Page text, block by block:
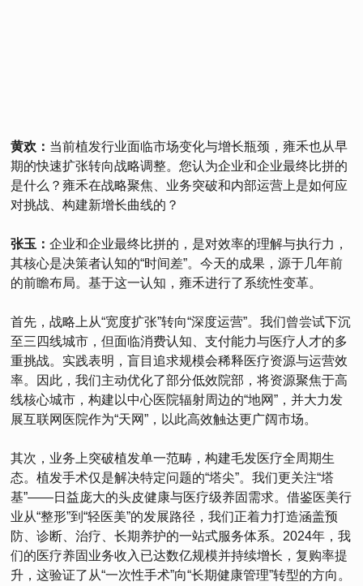
黄欢： 当前植发行业面临市场变化与增长瓶颈，雍禾也从早
期的快速扩张转向战略调整。您认为企业和企业最终比拼的
是什么？雍禾在战略聚焦、业务突破和内部运营上是如何应
对挑战、构建新增长曲线的？
张玉：企业和企业最终比拼的，是对效率的理解与执行力，
其核心是决策者认知的“时间差”。今天的成果，源于几年前
的前瞻布局。基于这一认知，雍禾进行了系统性变革。
首先，战略上从“宽度扩张”转向“深度运营”。我们曾尝试下沉
至三四线城市，但面临消费认知、支付能力与医疗人才的多
重挑战。实践表明，盲目追求规模会稀释医疗资源与运营效
率。因此，我们主动优化了部分低效院部，将资源聚焦于高
线核心城市，构建以中心医院辐射周边的“地网”，并大力发
展互联网医院作为“天网”，以此高效触达更广阔市场。
其次，业务上突破植发单一范畴，构建毛发医疗全周期生
态。植发手术仅是解决特定问题的“塔尖”。我们更关注“塔
基”——日益庞大的头皮健康与医疗级养固需求。借鉴医美行
业从“整形”到“轻医美”的发展路径，我们正着力打造涵盖预
防、诊断、治疗、长期养护的一站式服务体系。2024年，我
们的医疗养固业务收入已达数亿规模并持续增长，复购率提
升，这验证了从“一次性手术”向“长期健康管理”转型的方向。